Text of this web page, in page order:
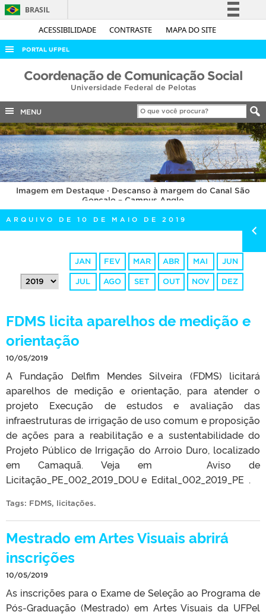
ACESSIBILIDADE CONTRASTE MAPA DO SITE
BRASIL
Simplifique!
Acesso à informação
Legislação
Canais
PORTAL UFPEL
ACESSO À INFORMAÇÃO
COBALTO
CONCURSOS
EDITAIS
INTERNACIONAL
OUVIDORIA
PORTARIAS
TELEFONES
Coordenação de Comunicação Social
Universidade Federal de Pelotas
MENU
Imagem em Destaque · Descanso à margem do Canal São
Gonçalo – Campus Anglo
ARQUIVO DE 10 DE MAIO DE 2019
JAN FEV MAR ABR MAI JUN
JUL AGO SET OUT NOV DEZ
FDMS licita aparelhos de medição e
orientação
10/05/2019
A Fundação Delfim Mendes Silveira (FDMS) licitará
aparelhos de medição e orientação, para atender o
projeto Execução de estudos e avaliação das
infraestruturas de irrigação de uso comum e proposição
de ações para a reabilitação e a sustentabilidade do
Projeto Público de Irrigação do Arroio Duro, localizado
em Camaquã. Veja em Aviso de
Licitação_PE_002_2019_DOU e Edital_002_2019_PE .
Tags: FDMS, licitações.
Mestrado em Artes Visuais abrirá
inscrições
10/05/2019
As inscrições para o Exame de Seleção ao Programa de
Pós-Graduação (Mestrado) em Artes Visuais da UFPel